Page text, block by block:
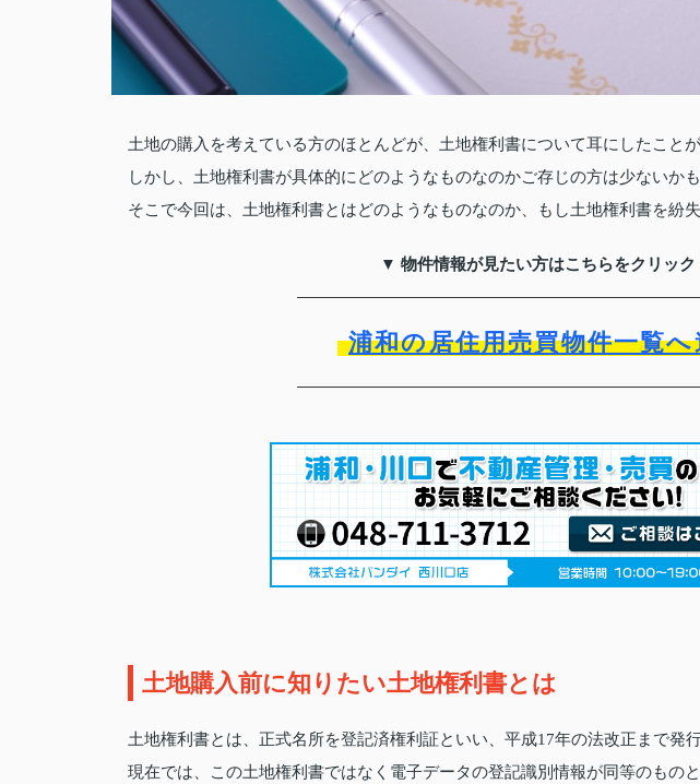
土地の購入を考えている方のほとんどが、土地権利書について耳にしたこと
しかし、土地権利書が具体的にどのようなものなのかご存じの方は少ないかも
そこで今回は、土地権利書とはどのようなものなのか、もし土地権利書を紛
▼ 物件情報が見たい方はこちらをクリッ
浦和の居住用売買物件一覧
土地購入前に知りたい土地権利書とは
土地権利書とは、正式名所を登記済権利証といい、平成17年の法改正まで発
現在では、この土地権利書ではなく電子データの登記識別情報が同等のもの